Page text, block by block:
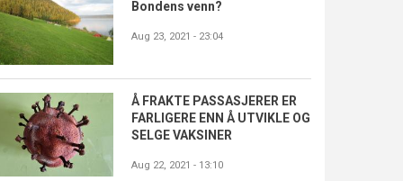
Bondens venn?
Aug 23, 2021 - 23:04
Å FRAKTE PASSASJERER ER
FARLIGERE ENN Å UTVIKLE OG
SELGE VAKSINER
Aug 22, 2021 - 13:10